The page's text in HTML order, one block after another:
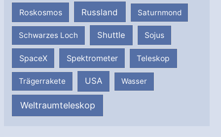
Roskosmos Russland Saturnmond
Schwarzes Loch Shuttle Sojus
SpaceX Spektrometer Teleskop
Trägerrakete USA Wasser
Weltraumteleskop